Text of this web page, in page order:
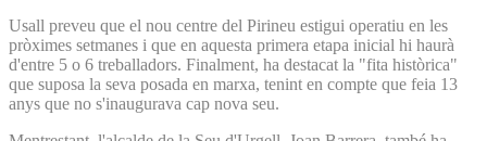
Usall preveu que el nou centre del Pirineu estigui operatiu en les
pròximes setmanes i que en aquesta primera etapa inicial hi haurà
d'entre 5 o 6 treballadors. Finalment, ha destacat la "fita històrica"
que suposa la seva posada en marxa, tenint en compte que feia 13
anys que no s'inaugurava cap nova seu.